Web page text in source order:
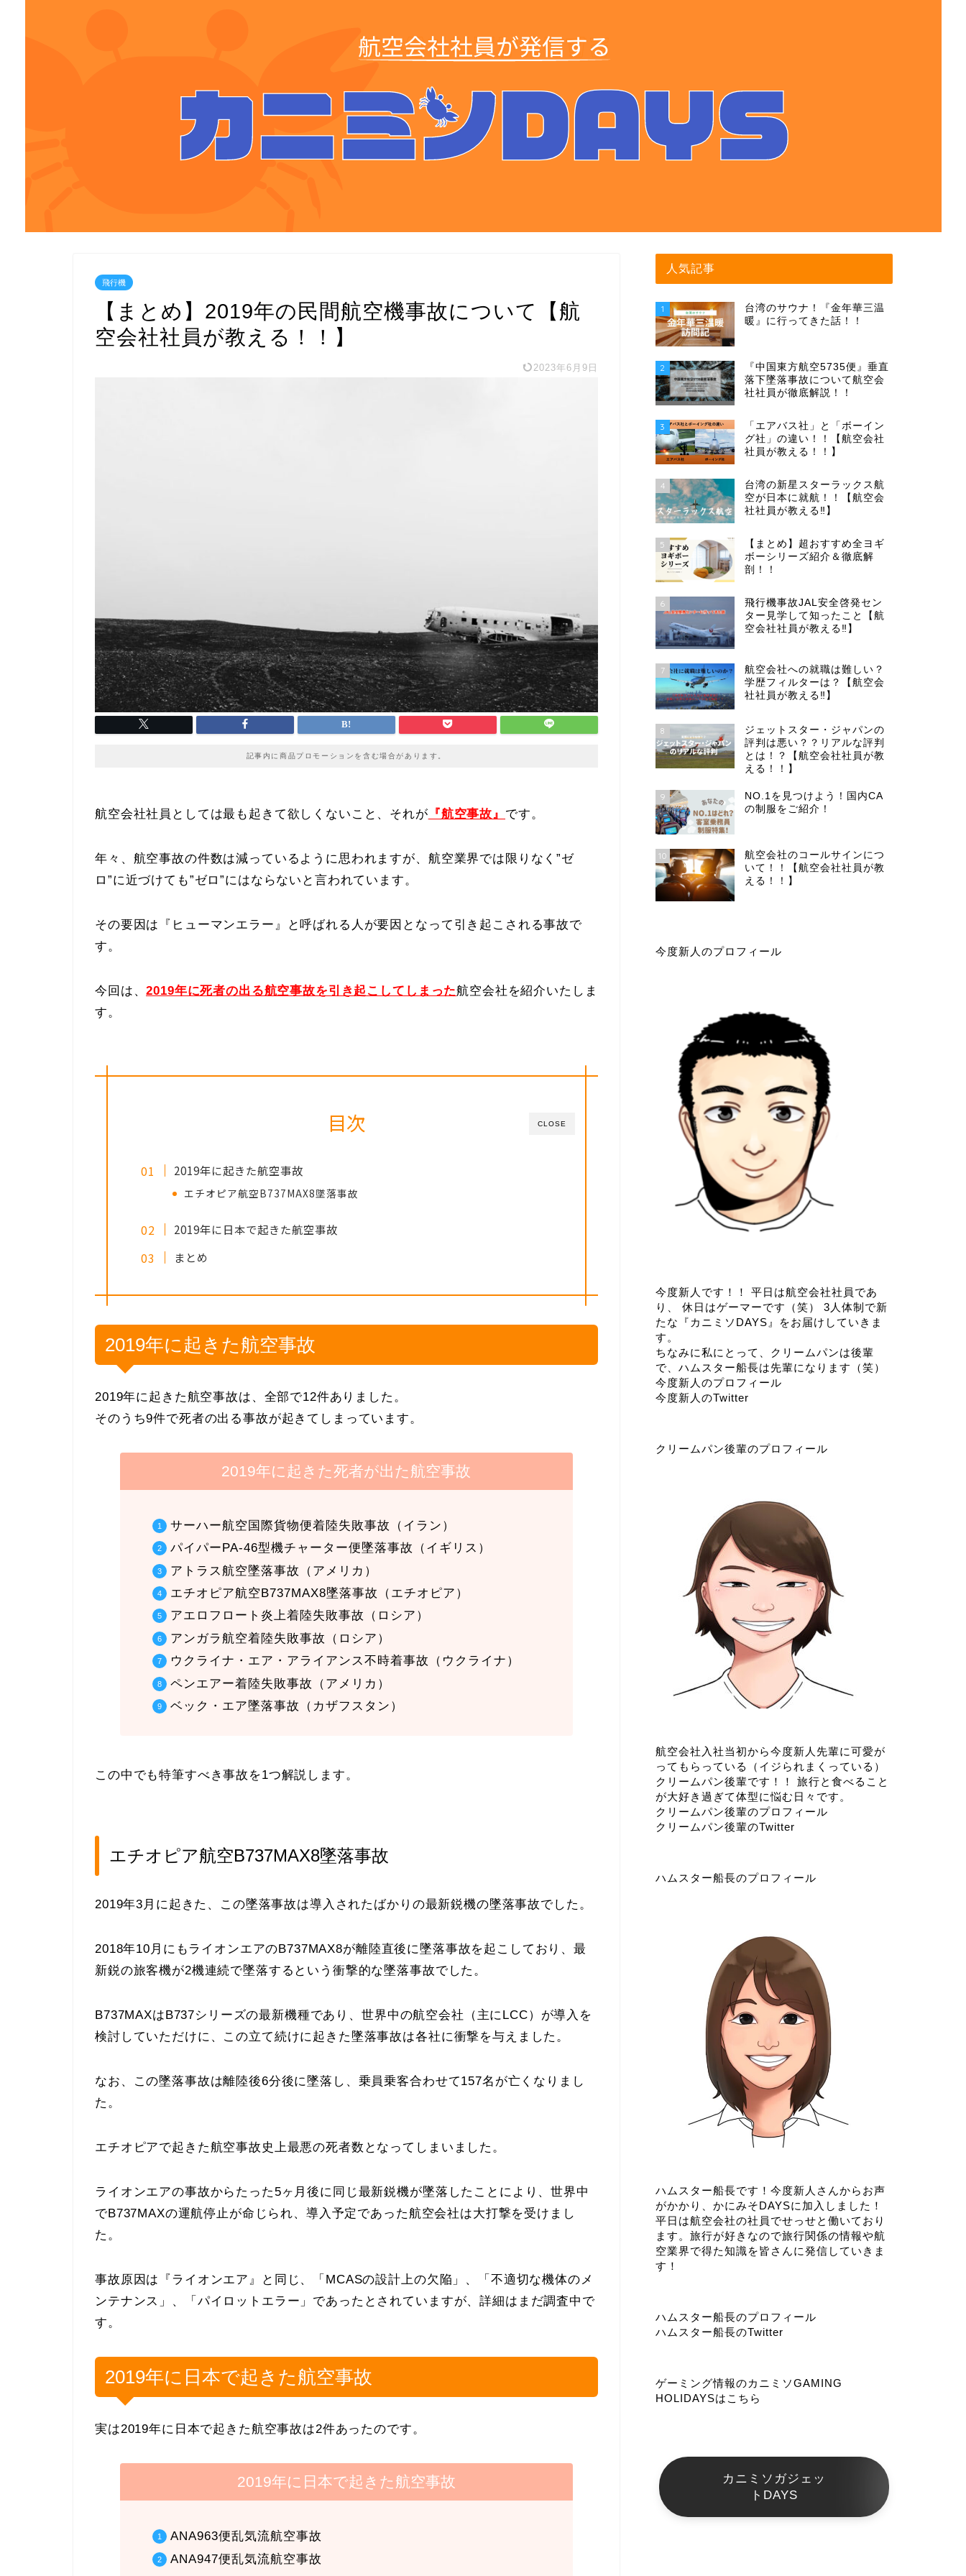
飛行機
【まとめ】2019年の民間航空機事故について【航
空会社社員が教える！！】
2023年6月9日
記事内に商品プロモーションを含む場合があります。
航空会社社員としては最も起きて欲しくないこと、それが 『航空事故』 です。
年々、航空事故の件数は減っているように思われますが、航空業界では限りなく”ゼ
ロ”に近づけても”ゼロ”にはならないと言われています。
その要因は『ヒューマンエラー』と呼ばれる人が要因となって引き起こされる事故で
す。
今回は、2019年に死者の出る航空事故を引き起こしてしまった航空会社を紹介いたしま
す。
CLOSE
目次
2019年に起きた航空事故
エチオピア航空B737MAX8墜落事故
2019年に日本で起きた航空事故
まとめ
2019年に起きた航空事故
2019年に起きた航空事故は、全部で12件ありました。
そのうち9件で死者の出る事故が起きてしまっています。
2019年に起きた死者が出た航空事故
サーハー航空国際貨物便着陸失敗事故（イラン）
パイパーPA-46型機チャーター便墜落事故（イギリス）
アトラス航空墜落事故（アメリカ）
エチオピア航空B737MAX8墜落事故（エチオピア）
アエロフロート炎上着陸失敗事故（ロシア）
アンガラ航空着陸失敗事故（ロシア）
ウクライナ・エア・アライアンス不時着事故（ウクライナ）
ペンエアー着陸失敗事故（アメリカ）
ベック・エア墜落事故（カザフスタン）
この中でも特筆すべき事故を1つ解説します。
エチオピア航空B737MAX8墜落事故
2019年3月に起きた、この墜落事故は導入されたばかりの最新鋭機の墜落事故でした。
2018年10月にもライオンエアのB737MAX8が離陸直後に墜落事故を起こしており、最
新鋭の旅客機が2機連続で墜落するという衝撃的な墜落事故でした。
B737MAXはB737シリーズの最新機種であり、世界中の航空会社（主にLCC）が導入を
検討していただけに、この立て続けに起きた墜落事故は各社に衝撃を与えました。
なお、この墜落事故は離陸後6分後に墜落し、乗員乗客合わせて157名が亡くなりまし
た。
エチオピアで起きた航空事故史上最悪の死者数となってしまいました。
ライオンエアの事故からたった5ヶ月後に同じ最新鋭機が墜落したことにより、世界中
でB737MAXの運航停止が命じられ、導入予定であった航空会社は大打撃を受けまし
た。
事故原因は『ライオンエア』と同じ、「MCASの設計上の欠陥」、「不適切な機体のメ
ンテナンス」、「パイロットエラー」であったとされていますが、詳細はまだ調査中で
す。
2019年に日本で起きた航空事故
実は2019年に日本で起きた航空事故は2件あったのです。
2019年に日本で起きた航空事故
ANA963便乱気流航空事故
ANA947便乱気流航空事故
人気記事
1
台湾のサウナ！『金年華三温
暖』に行ってきた話！！
2
『中国東方航空5735便』垂直
落下墜落事故について航空会
社社員が徹底解説！！
3
「エアバス社」と「ボーイン
グ社」の違い！！【航空会社
社員が教える！！】
4
台湾の新星スターラックス航
空が日本に就航！！【航空会
社社員が教える‼︎】
5
【まとめ】超おすすめ全ヨギ
ボーシリーズ紹介＆徹底解
剖！！
6
飛行機事故JAL安全啓発セン
ター見学して知ったこと【航
空会社社員が教える‼︎】
7
航空会社への就職は難しい？
学歴フィルターは？【航空会
社社員が教える‼︎】
8
ジェットスター・ジャパンの
評判は悪い？？リアルな評判
とは！？【航空会社社員が教
える！！】
9
NO.1を見つけよう！国内CA
の制服をご紹介！
10
航空会社のコールサインにつ
いて！！【航空会社社員が教
える！！】
今度新人のプロフィール
今度新人です！！ 平日は航空会社社員であ
り、 休日はゲーマーです（笑） 3人体制で新
たな『カニミソDAYS』をお届けしていきま
す。
ちなみに私にとって、クリームパンは後輩
で、ハムスター船長は先輩になります（笑）
今度新人のプロフィール
今度新人のTwitter
クリームパン後輩のプロフィール
航空会社入社当初から今度新人先輩に可愛が
ってもらっている（イジられまくっている）
クリームパン後輩です！！ 旅行と食べること
が大好き過ぎて体型に悩む日々です。
クリームパン後輩のプロフィール
クリームパン後輩のTwitter
ハムスター船長のプロフィール
ハムスター船長です！今度新人さんからお声
がかかり、かにみそDAYSに加入しました！
平日は航空会社の社員でせっせと働いており
ます。旅行が好きなので旅行関係の情報や航
空業界で得た知識を皆さんに発信していきま
す！
ハムスター船長のプロフィール
ハムスター船長のTwitter
ゲーミング情報のカニミソGAMING
HOLIDAYSはこちら
カニミソガジェッ
トDAYS